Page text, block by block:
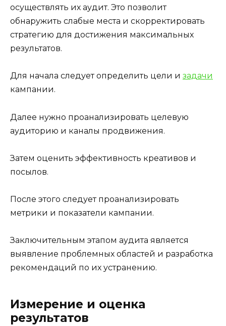
осуществлять их аудит. Это позволит
обнаружить слабые места и скорректировать
стратегию для достижения максимальных
результатов.
Для начала следует определить цели и задачи
кампании.
Далее нужно проанализировать целевую
аудиторию и каналы продвижения.
Затем оценить эффективность креативов и
посылов.
После этого следует проанализировать
метрики и показатели кампании.
Заключительным этапом аудита является
выявление проблемных областей и разработка
рекомендаций по их устранению.
Измерение и оценка
результатов